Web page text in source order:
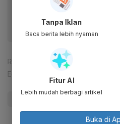
fitur menarik lainnya lewat
Reporter:
Michael Reily
Editor:
#Pariwisata
Tanpa Iklan
Baca berita lebih nyaman
Fitur AI
Lebih mudah berbagi artikel
Buka di